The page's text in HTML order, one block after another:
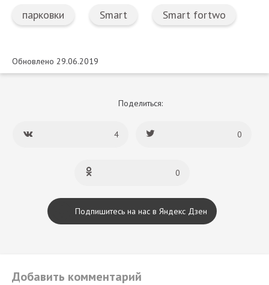
парковки Smart Smart fortwo
Обновлено 29.06.2019
Поделиться:
4 0
0
Подпишитесь на нас в Яндекс Дзен
Добавить комментарий